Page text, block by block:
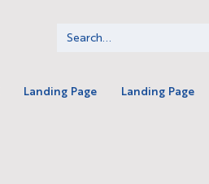
Landing Page Landing Page